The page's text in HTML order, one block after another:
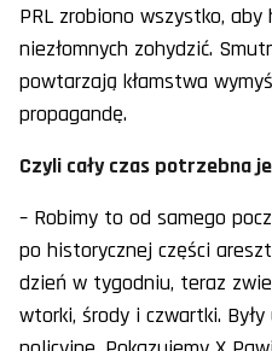
PRL zrobiono wszystko,
niezłomnych zohydzić.
powtarzają kłamstwa
propagandę.
Czyli cały czas potrzebna
– Robimy to od samego
po historycznej części
dzień w tygodniu, teraz
wtorki, środy i czwartki.